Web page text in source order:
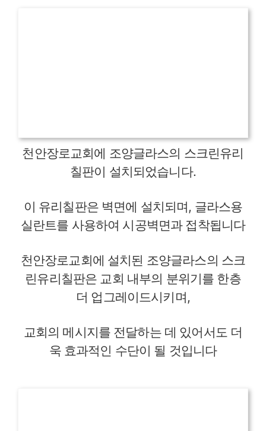
천안장로교회에 조양글라스의 스크린유리
칠판이 설치되었습니다.
이 유리칠판은 벽면에 설치되며, 글라스용
실란트를 사용하여 시공벽면과 접착됩니다
천안장로교회에 설치된 조양글라스의 스크
린유리칠판은 교회 내부의 분위기를 한층
더 업그레이드시키며,
교회의 메시지를 전달하는 데 있어서도 더
욱 효과적인 수단이 될 것입니다